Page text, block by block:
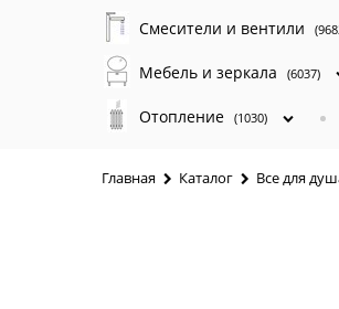
Смесители и вентили
Мебель и зеркала (6037)
Отопление (1030)
Главная Каталог Все для